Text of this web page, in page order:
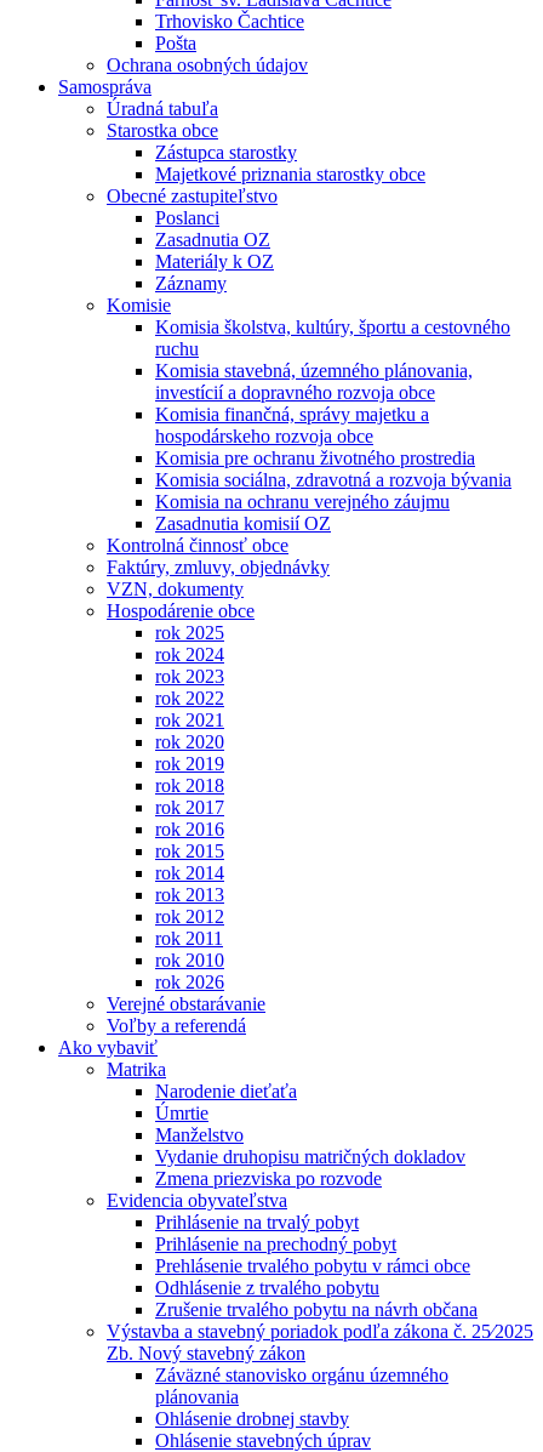
Trhovisko Čachtice
Pošta
Ochrana osobných údajov
Samospráva
Úradná tabuľa
Starostka obce
Zástupca starostky
Majetkové priznania starostky obce
Obecné zastupiteľstvo
Poslanci
Zasadnutia OZ
Materiály k OZ
Záznamy
Komisie
Komisia školstva, kultúry, športu a cestovného
ruchu
Komisia stavebná, územného plánovania,
investícií a dopravného rozvoja obce
Komisia finančná, správy majetku a
hospodárskeho rozvoja obce
Komisia pre ochranu životného prostredia
Komisia sociálna, zdravotná a rozvoja bývania
Komisia na ochranu verejného záujmu
Zasadnutia komisií OZ
Kontrolná činnosť obce
Faktúry, zmluvy, objednávky
VZN, dokumenty
Hospodárenie obce
rok 2025
rok 2024
rok 2023
rok 2022
rok 2021
rok 2020
rok 2019
rok 2018
rok 2017
rok 2016
rok 2015
rok 2014
rok 2013
rok 2012
rok 2011
rok 2010
rok 2026
Verejné obstarávanie
Voľby a referendá
Ako vybaviť
Matrika
Narodenie dieťaťa
Úmrtie
Manželstvo
Vydanie druhopisu matričných dokladov
Zmena priezviska po rozvode
Evidencia obyvateľstva
Prihlásenie na trvalý pobyt
Prihlásenie na prechodný pobyt
Prehlásenie trvalého pobytu v rámci obce
Odhlásenie z trvalého pobytu
Zrušenie trvalého pobytu na návrh občana
Výstavba a stavebný poriadok podľa zákona č. 25⁄2025
Zb. Nový stavebný zákon
Záväzné stanovisko orgánu územného
plánovania
Ohlásenie drobnej stavby
Ohlásenie stavebných úprav